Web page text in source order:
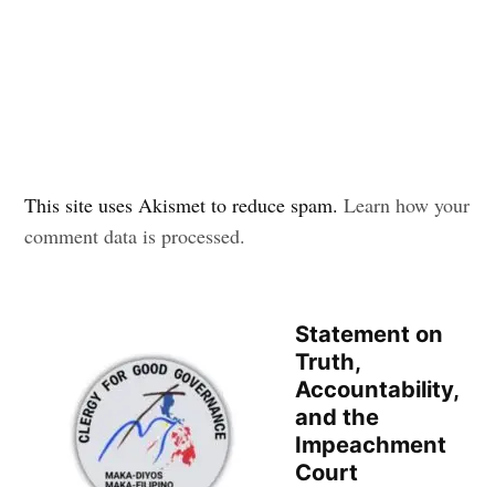
This site uses Akismet to reduce spam.Learn how your
comment data is processed.
Statement on
Truth,
Accountability,
and the
Impeachment
Court